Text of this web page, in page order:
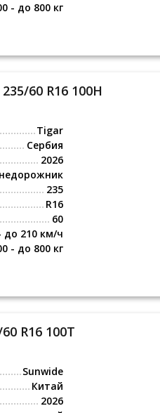
- до 800 кг
60 R16 100H
Tigar
Сербия
2026
235
R16
60
до 210 км/ч
- до 800 кг
R16 100T
Sunwide
Китай
2026